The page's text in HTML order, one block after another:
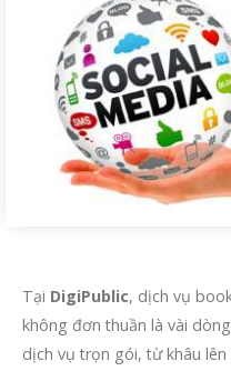
Tại DigiPublic, dịch vụ
không đơn thuần là vài
dịch vụ trọn gói, từ khâu